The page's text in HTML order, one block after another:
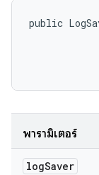
public
พารามิเตอร์
logSaver